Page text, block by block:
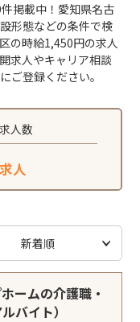
掲載中！愛知県名古
形態などの条件で検
の時給1,450円の求人
求人やキャリア相談
ご登録ください。
人数
人
新着順
ームの介護職・
バイト）